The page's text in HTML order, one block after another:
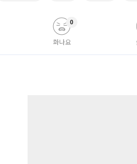
화나요
0